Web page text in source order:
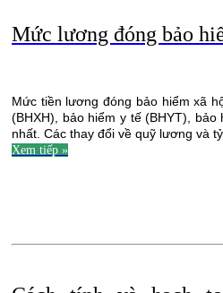
Mức lương đóng bảo
Mức tiền lương đóng bảo hiểm xã
(BHXH), bảo hiểm y tế (BHYT),
nhất. Các thay đổi về quỹ lương và
Xem tiếp »